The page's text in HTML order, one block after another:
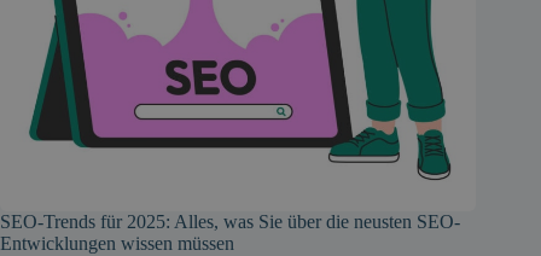
SEO-Trends für 2025: Alles, was Sie über die neusten SEO-
Entwicklungen wissen müssen